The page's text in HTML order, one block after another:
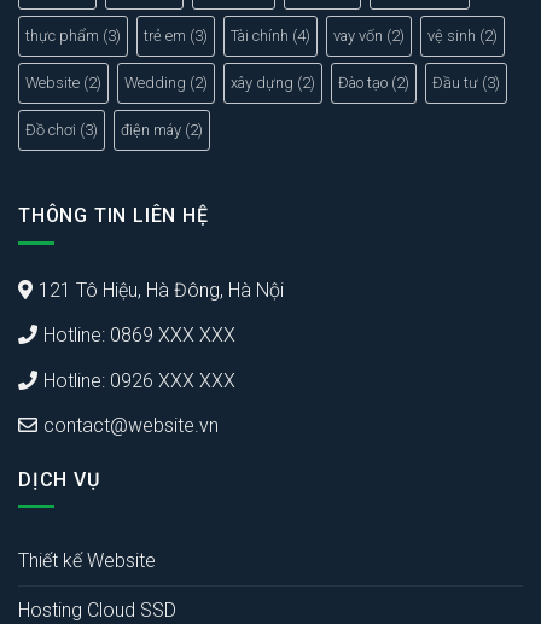
thực phẩm (3) trẻ em (3) Tài chính (4) vay vốn (2) vệ sinh (2)
Website (2) Wedding (2) xây dựng (2) Đào tạo (2) Đầu tư (3)
Đồ chơi (3) điện máy (2)
THÔNG TIN LIÊN HỆ
121 Tô Hiệu, Hà Đông, Hà Nội
Hotline: 0869 XXX XXX
Hotline: 0926 XXX XXX
contact@website.vn
DỊCH VỤ
Thiết kế Website
Hosting Cloud SSD